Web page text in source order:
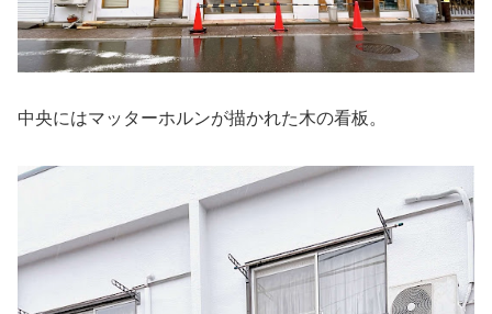
中央にはマッターホルンが描かれた木の看板。